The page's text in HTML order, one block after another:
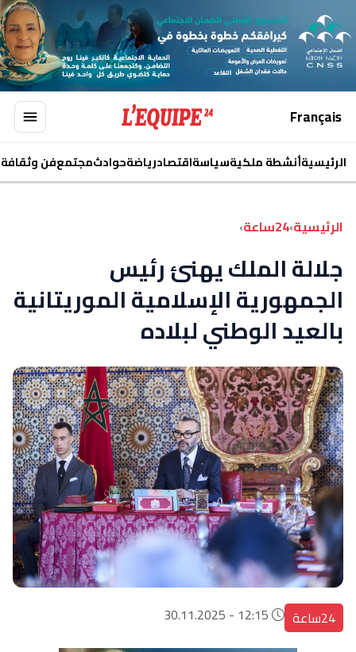
Français
الرئيسيةأنشطة ملكيةسياسةاقتصادرياضةحوادثمجتمعفن وثقافة
الرئيسية›24ساعة ›
جلالة الملك يهنئ رئيس
الجمهورية الإسلامية الموريتانية
بالعيد الوطني لبلاده
24ساعة